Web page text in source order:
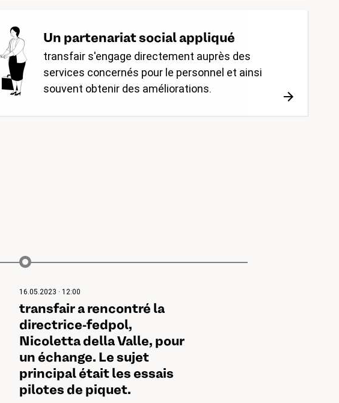
Un partenariat social appliqué
transfair s'engage directement auprès des
services concernés pour le personnel et ainsi
souvent obtenir des améliorations.
16.05.2023 · 12:00
transfair a rencontré la
directrice-fedpol,
Nicoletta della Valle, pour
un échange. Le sujet
principal était les essais
pilotes de piquet.